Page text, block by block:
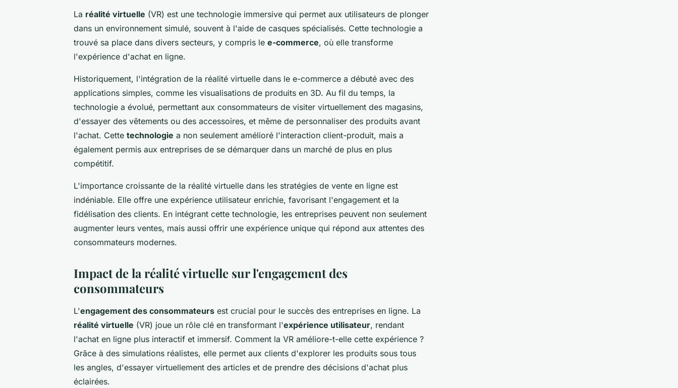
La réalité virtuelle (VR) est une technologie immersive qui permet aux utilisateurs de plonger
dans un environnement simulé, souvent à l'aide de casques spécialisés. Cette technologie a
trouvé sa place dans divers secteurs, y compris le e-commerce, où elle transforme
l'expérience d'achat en ligne.
Historiquement, l'intégration de la réalité virtuelle dans le e-commerce a débuté avec des
applications simples, comme les visualisations de produits en 3D. Au fil du temps, la
technologie a évolué, permettant aux consommateurs de visiter virtuellement des magasins,
d'essayer des vêtements ou des accessoires, et même de personnaliser des produits avant
l'achat. Cette technologie a non seulement amélioré l'interaction client-produit, mais a
également permis aux entreprises de se démarquer dans un marché de plus en plus
compétitif.
L'importance croissante de la réalité virtuelle dans les stratégies de vente en ligne est
indéniable. Elle offre une expérience utilisateur enrichie, favorisant l'engagement et la
fidélisation des clients. En intégrant cette technologie, les entreprises peuvent non seulement
augmenter leurs ventes, mais aussi offrir une expérience unique qui répond aux attentes des
consommateurs modernes.
Impact de la réalité virtuelle sur l'engagement des
consommateurs
L'engagement des consommateurs est crucial pour le succès des entreprises en ligne. La
réalité virtuelle (VR) joue un rôle clé en transformant l'expérience utilisateur, rendant
l'achat en ligne plus interactif et immersif. Comment la VR améliore-t-elle cette expérience ?
Grâce à des simulations réalistes, elle permet aux clients d'explorer les produits sous tous
les angles, d'essayer virtuellement des articles et de prendre des décisions d'achat plus
éclairées.